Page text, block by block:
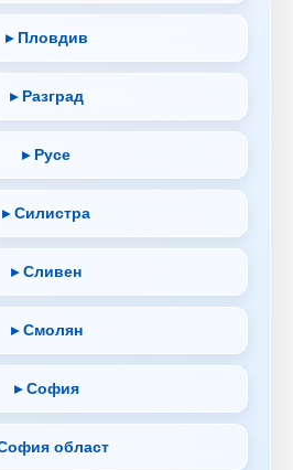
▸ Пловдив
▸ Разград
▸ Русе
▸ Силистра
▸ Сливен
▸ Смолян
▸ София
област